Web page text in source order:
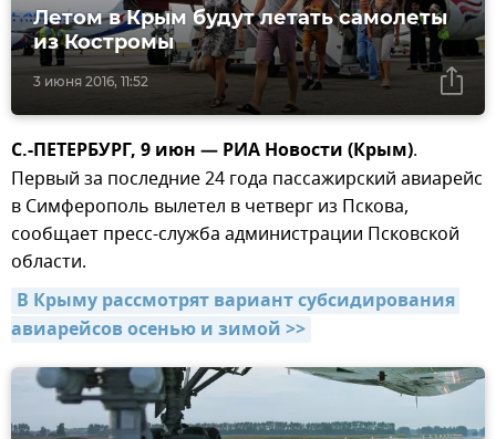
3 июня 2016, 11:52
Летом в Крым будут летать самолеты
из Костромы
С.-ПЕТЕРБУРГ, 9 июн — РИА Новости (Крым).
Первый за последние 24 года пассажирский авиарейс
в Симферополь вылетел в четверг из Пскова,
сообщает пресс-служба администрации Псковской
области.
В Крыму рассмотрят вариант субсидирования
авиарейсов осенью и зимой >>